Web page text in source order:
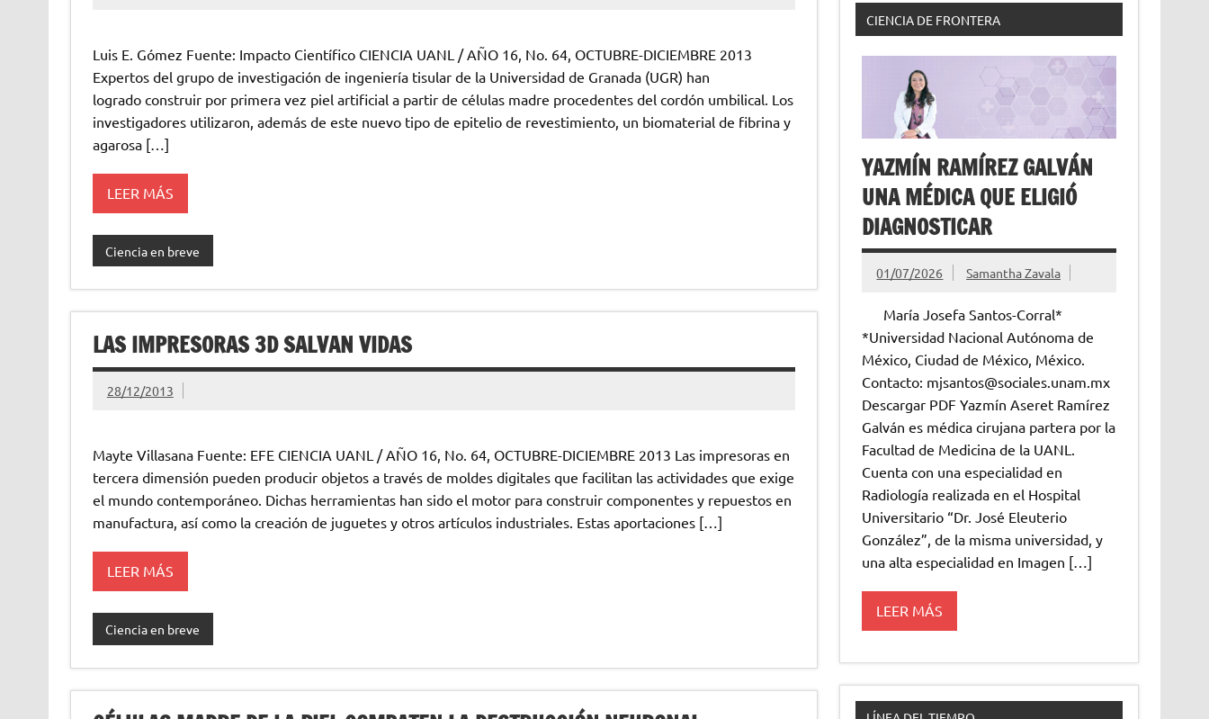
Luis E. Gómez Fuente: Impacto Científico CIENCIA UANL / AÑO 16, No. 64, OCTUBRE-DICIEMBRE 2013
Expertos del grupo de investigación de ingeniería tisular de la Universidad de Granada (UGR) han
logrado construir por primera vez piel artificial a partir de células madre procedentes del cordón umbilical. Los
investigadores utilizaron, además de este nuevo tipo de epitelio de revestimiento, un biomaterial de fibrina y
agarosa […]
LEER MÁS
Ciencia en breve
LAS IMPRESORAS 3D SALVAN VIDAS
28/12/2013
Mayte Villasana Fuente: EFE CIENCIA UANL / AÑO 16, No. 64, OCTUBRE-DICIEMBRE 2013 Las impresoras en
tercera dimensión pueden producir objetos a través de moldes digitales que facilitan las actividades que exige
el mundo contemporáneo. Dichas herramientas han sido el motor para construir componentes y repuestos en
manufactura, así como la creación de juguetes y otros artículos industriales. Estas aportaciones […]
LEER MÁS
Ciencia en breve
CIENCIA DE FRONTERA
YAZMÍN RAMÍREZ GALVÁN
UNA MÉDICA QUE ELIGIÓ
DIAGNOSTICAR
01/07/2026 Samantha Zavala
María Josefa Santos-Corral*
*Universidad Nacional Autónoma de
México, Ciudad de México, México.
Contacto: mjsantos@sociales.unam.mx
Descargar PDF Yazmín Aseret Ramírez
Galván es médica cirujana partera por la
Facultad de Medicina de la UANL.
Cuenta con una especialidad en
Radiología realizada en el Hospital
Universitario “Dr. José Eleuterio
González”, de la misma universidad, y
una alta especialidad en Imagen […]
LEER MÁS